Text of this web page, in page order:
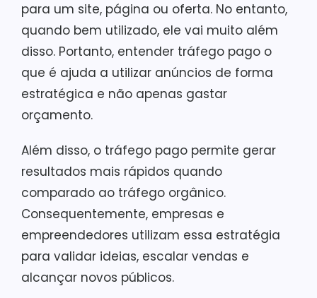
para um site, página ou oferta. No entanto,
quando bem utilizado, ele vai muito além
disso. Portanto, entender tráfego pago o
que é ajuda a utilizar anúncios de forma
estratégica e não apenas gastar
orçamento.
Além disso, o tráfego pago permite gerar
resultados mais rápidos quando
comparado ao tráfego orgânico.
Consequentemente, empresas e
empreendedores utilizam essa estratégia
para validar ideias, escalar vendas e
alcançar novos públicos.